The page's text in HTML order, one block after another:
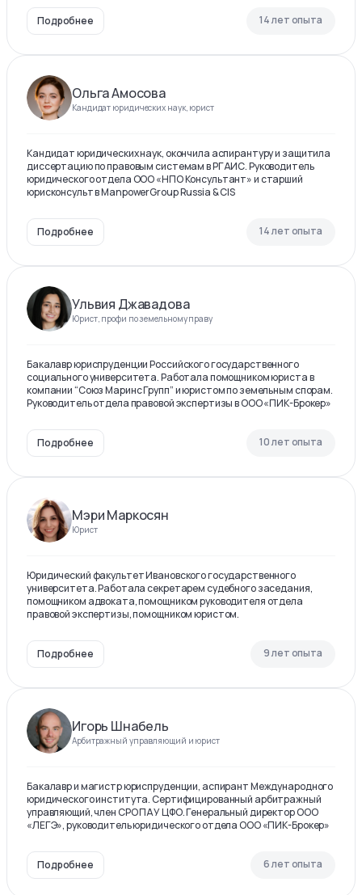
Подробнее 14 лет опыта
Ольга Амосова
Кандидат юридических наук, юрист
Кандидат юридических наук, окончила аспирантуру и защитила
диссертацию по правовым системам в РГАИС. Руководитель
юридического отдела ООО «НПО Консультант» и старший
юрисконсульт в ManpowerGroup Russia & CIS
Подробнее 14 лет опыта
Ульвия Джавадова
Юрист, профи по земельному праву
Бакалавр юриспруденции Российского государственного
социального университета. Работала помощником юриста в
компании “Союз Маринс Групп” и юристом по земельным спорам.
Руководитель отдела правовой экспертизы в ООО «ПИК-Брокер»
Подробнее 10 лет опыта
Мэри Маркосян
Юрист
Юридический факультет Ивановского государственного
университета. Работала секретарем судебного заседания,
помощником адвоката, помощником руководителя отдела
правовой экспертизы, помощником юристом.
Подробнее 9 лет опыта
Игорь Шнабель
Арбитражный управляющий и юрист
Бакалавр и магистр юриспруденции, аспирант Международного
юридического института. Сертифицированный арбитражный
управляющий, член СРО ПАУ ЦФО. Генеральный директор ООО
«ЛЕГЭ», руководитель юридического отдела ООО «ПИК-Брокер»
Подробнее 6 лет опыта